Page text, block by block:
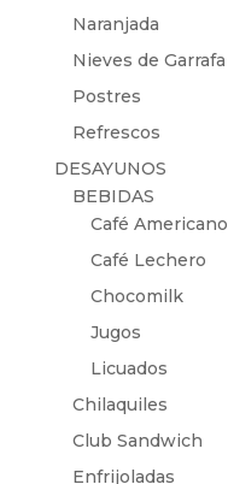
Naranjada
Nieves de Garrafa
Postres
Refrescos
DESAYUNOS
BEBIDAS
Café Americano
Café Lechero
Chocomilk
Jugos
Licuados
Chilaquiles
Club Sandwich
Enfrijoladas